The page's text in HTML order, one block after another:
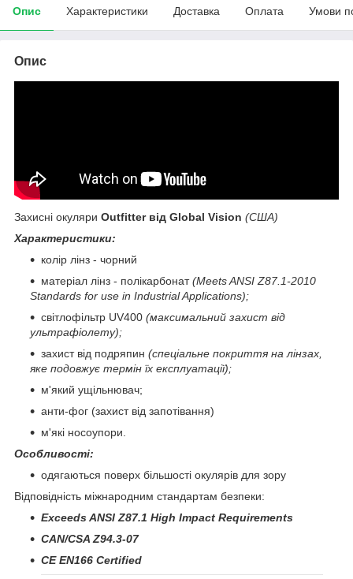
Опис Характеристики Доставка Оплата Умови
Опис
Захисні окуляри Outfitter від Global Vision (США)
Характеристики:
колір лінз - чорний
матеріал лінз - полікарбонат(Meets ANSI Z87.1-2010
Standards for use in Industrial Applications);
світлофільтр UV400 (максимальний захист від
ультрафіолету);
захист від подряпин (спеціальне покриття на лінзах,
яке подовжує термін їх експлуатації);
м'який ущільнювач;
анти-фог (захист від запотівання)
м'які носоупори.
Особливості:
одягаються поверх більшості окулярів для зору
Відповідність міжнародним стандартам безпеки:
Exceeds ANSI Z87.1 High Impact Requirements
CAN/CSA Z94.3-07
CE EN166 Certified